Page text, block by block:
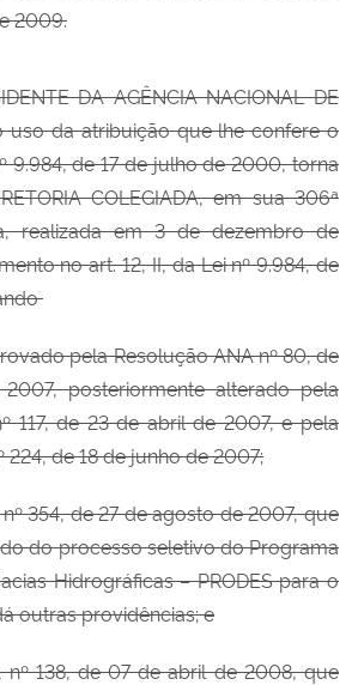
2009.
DA AGÊNCIA NACIONAL DE
uso da atribuição que lhe confere o
9.984, de 17 de julho de 2000, torna
COLEGIADA, em sua 306ª
realizada em 3 de dezembro de
no art. 12, II, da Lei nº 9.984, de
pela Resolução ANA nº 80, de
posteriormente alterado pela
117, de 23 de abril de 2007, e pela
224, de 18 de junho de 2007;
354, de 27 de agosto de 2007, que
do processo seletivo do Programa
Hidrográficas – PRODES para o
outras providências; e
nº 138, de 07 de abril de 2008, que